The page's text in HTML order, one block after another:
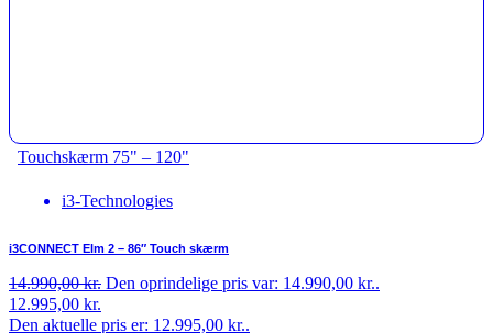
Touchskærm 75" – 120"
i3-Technologies
i3CONNECT Elm 2 – 86″ Touch skærm
14.990,00kr. Den oprindelige pris var: 14.990,00 kr..
12.995,00 kr.
Den aktuelle pris er: 12.995,00 kr..